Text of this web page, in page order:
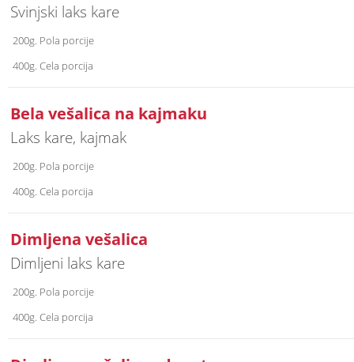
Svinjski laks kare
200g. Pola porcije
400g. Cela porcija
Bela vešalica na kajmaku
Laks kare, kajmak
200g. Pola porcije
400g. Cela porcija
Dimljena vešalica
Dimljeni laks kare
200g. Pola porcije
400g. Cela porcija